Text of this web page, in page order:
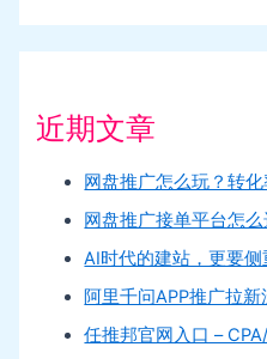
近期文章
网盘推广怎么玩？转
网盘推广接单平台怎么
AI时代的建站，更要
阿里千问APP推广拉新
任推邦官网入口 –